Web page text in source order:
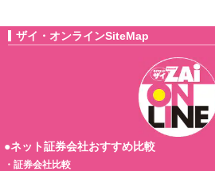
ザイ・オンラインSiteMap
●ネット証券会社おすすめ比較
・ 証券会社比較